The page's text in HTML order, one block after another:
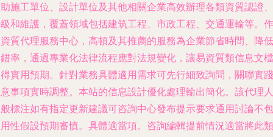
施工單位、設計單位及其他相關企業高效辦理各類資質認證、
和維護，覆蓋領域包括建筑工程、市政工程、交通運輸等。作
質代理服務中心，高頓及其推薦的服務為企業節省時間、降低
率，通過專業化法律流程應對法規變化，讓易資質類信息文檔
實用預期。針對業務具體適用需求可先行細致詢問，關聯實踐
事項實時調整。本站的信息設計優化處理輸出簡化。該代理人
標注如有指定更新建議可咨詢中心發布提示要求通用討論不包
性假設預期審慎。具體適當項。咨詢編輯提前情況適當將此類